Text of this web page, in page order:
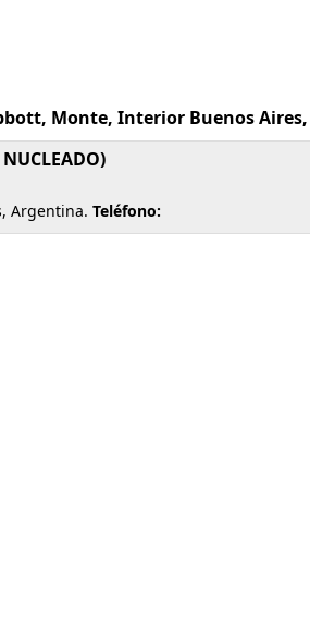
Monte, Interior Buenos
Argentina. Teléfono: